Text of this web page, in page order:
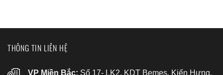
THÔNG TIN LIÊN HỆ
VP Miền Bắc: Số 17- LK2, KDT Bemes, Kiến Hưng,